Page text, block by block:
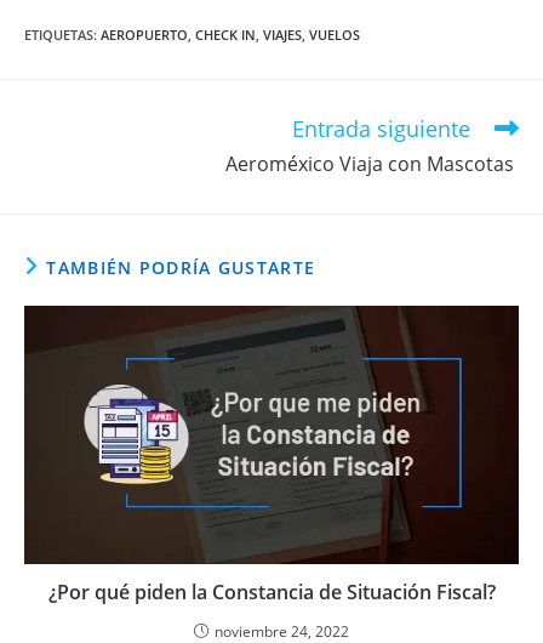
ETIQUETAS: AEROPUERTO CHECK IN VIAJES VUELOS
Entrada siguiente
Aeroméxico Viaja con Mascotas
TAMBIÉN PODRÍA GUSTARTE
¿Por qué piden la Constancia de Situación Fiscal?
noviembre 24, 2022